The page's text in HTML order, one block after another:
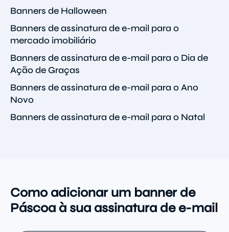
Banners de Halloween
Banners de assinatura de e-mail para o
mercado imobiliário
Banners de assinatura de e-mail para o Dia de
Ação de Graças
Banners de assinatura de e-mail para o Ano
Novo
Banners de assinatura de e-mail para o Natal
Como adicionar um banner de
Páscoa à sua assinatura de e-mail